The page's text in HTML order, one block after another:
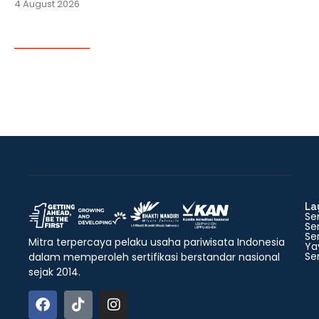
4 August 2026
Mitra terpercaya pelaku usaha pariwisata Indonesia
dalam memperoleh sertifikasi berstandar nasional
sejak 2014.